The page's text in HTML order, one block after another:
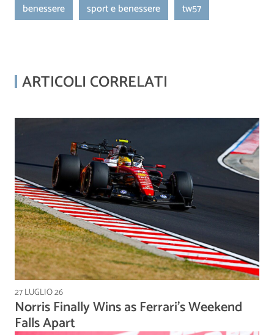
benessere sport e benessere tw57
ARTICOLI CORRELATI
27 LUGLIO 26
Norris Finally Wins as Ferrari's Weekend
Falls Apart